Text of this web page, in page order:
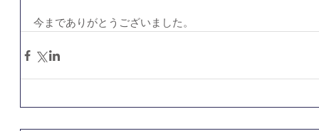
今までありがとうございました。